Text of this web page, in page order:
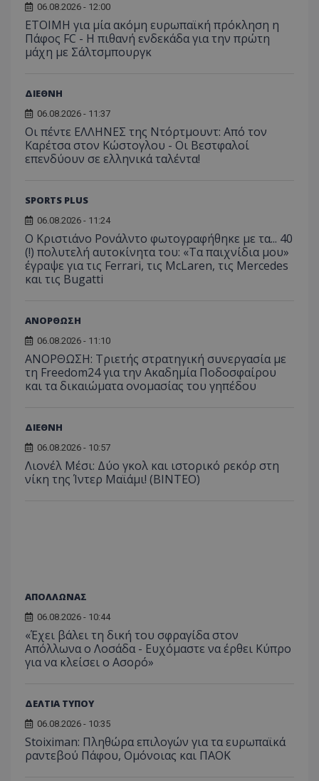
06.08.2026 - 12:00
ΕΤΟΙΜΗ για μία ακόμη ευρωπαϊκή πρόκληση η
Πάφος FC - Η πιθανή ενδεκάδα για την πρώτη
μάχη με Σάλτσμπουργκ
ΔΙΕΘΝΗ
06.08.2026 - 11:37
Οι πέντε ΕΛΛΗΝΕΣ της Ντόρτμουντ: Από τον
Καρέτσα στον Κώστογλου - Οι Βεστφαλοί
επενδύουν σε ελληνικά ταλέντα!
SPORTS PLUS
06.08.2026 - 11:24
Ο Κριστιάνο Ρονάλντο φωτογραφήθηκε με τα... 40
(!) πολυτελή αυτοκίνητα του: «Τα παιχνίδια μου»
έγραψε για τις Ferrari, τις McLaren, τις Mercedes
και τις Bugatti
ΑΝΟΡΘΩΣΗ
06.08.2026 - 11:10
ΑΝΟΡΘΩΣΗ: Τριετής στρατηγική συνεργασία με
τη Freedom24 για την Ακαδημία Ποδοσφαίρου
και τα δικαιώματα ονομασίας του γηπέδου
ΔΙΕΘΝΗ
06.08.2026 - 10:57
Λιονέλ Μέσι: Δύο γκολ και ιστορικό ρεκόρ στη
νίκη της Ίντερ Μαϊάμι! (ΒΙΝΤΕΟ)
ΑΠΟΛΛΩΝΑΣ
06.08.2026 - 10:44
«Έχει βάλει τη δική του σφραγίδα στον
Απόλλωνα ο Λοσάδα - Ευχόμαστε να έρθει Κύπρο
για να κλείσει ο Ασορό»
ΔΕΛΤΙΑ ΤΥΠΟΥ
06.08.2026 - 10:35
Stoiximan: Πληθώρα επιλογών για τα ευρωπαϊκά
ραντεβού Πάφου, Ομόνοιας και ΠΑΟΚ